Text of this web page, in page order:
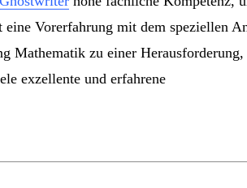
Vorerfahrung mit dem speziellen
Mathematik zu einer
exzellente und erfahrene